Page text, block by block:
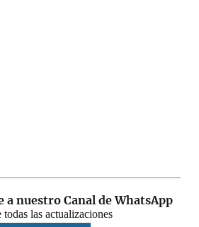
a nuestro Canal de WhatsApp
todas las actualizaciones